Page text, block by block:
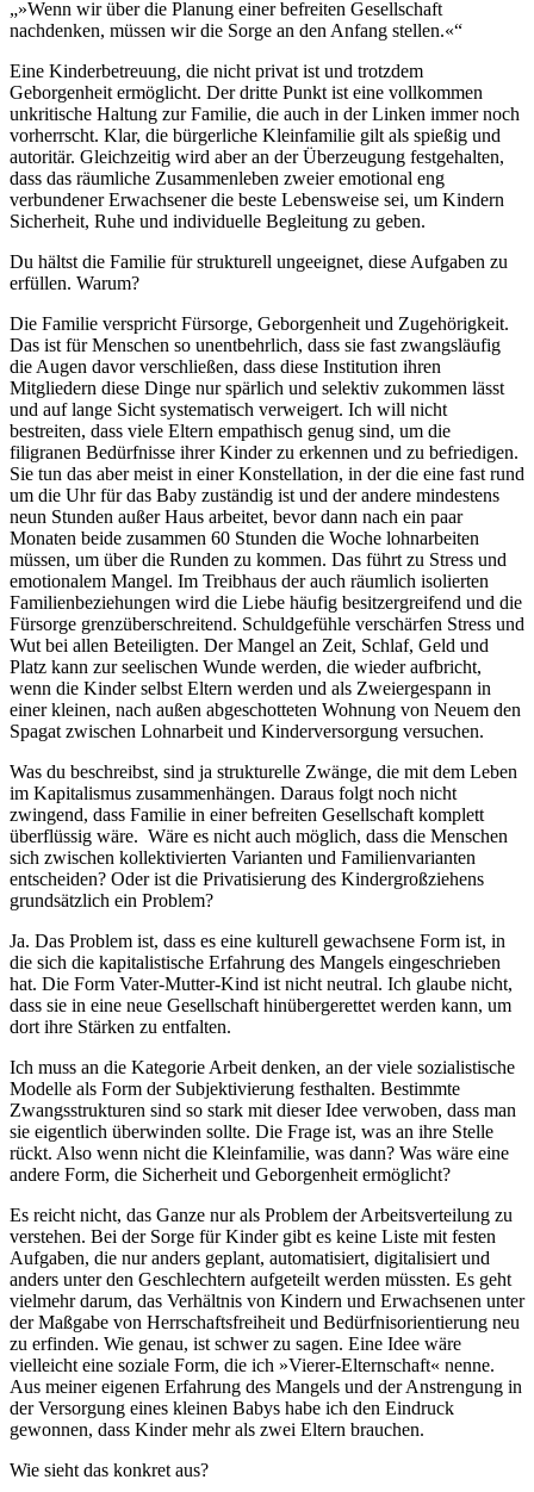
»Wenn wir über die Planung einer befreiten Gesellschaft
nachdenken, müssen wir die Sorge an den Anfang stellen.«
Eine Kinderbetreuung, die nicht privat ist und trotzdem
Geborgenheit ermöglicht. Der dritte Punkt ist eine vollkommen
unkritische Haltung zur Familie, die auch in der Linken immer noch
vorherrscht. Klar, die bürgerliche Kleinfamilie gilt als spießig und
autoritär. Gleichzeitig wird aber an der Überzeugung festgehalten,
dass das räumliche Zusammenleben zweier emotio­nal eng
verbundener Erwachsener die beste Lebensweise sei, um Kindern
Sicherheit, Ruhe und individuelle Begleitung zu geben.
Du hältst die Familie für strukturell ungeeignet, diese Aufgaben zu
erfüllen. Warum?
Die Familie verspricht Fürsorge, Geborgenheit und Zugehörigkeit.
Das ist für Menschen so unentbehrlich, dass sie fast zwangsläufig
die Augen davor verschließen, dass diese Institution ihren
Mitgliedern diese Dinge nur spärlich und selektiv zukommen lässt
und auf lange Sicht systematisch verweigert. Ich will nicht
bestreiten, dass viele Eltern empathisch genug sind, um die
filigranen Bedürfnisse ihrer Kinder zu erkennen und zu befriedigen.
Sie tun das aber meist in einer Konstellation, in der die eine fast rund
um die Uhr für das Baby zuständig ist und der andere mindestens
neun Stunden außer Haus arbeitet, bevor dann nach ein paar
Monaten beide zusammen 60 Stunden die Woche lohnarbeiten
müssen, um über die Runden zu kommen. Das führt zu Stress und
emotionalem Mangel. Im Treibhaus der auch räumlich isolierten
Familienbeziehungen wird die Liebe häufig besitzergreifend und die
Fürsorge grenzüberschreitend. Schuldgefühle verschärfen Stress und
Wut bei allen Beteiligten. Der Mangel an Zeit, Schlaf, Geld und
Platz kann zur seelischen Wunde werden, die wieder aufbricht,
wenn die Kinder selbst Eltern werden und als Zweiergespann in
einer kleinen, nach außen abgeschotteten Wohnung von Neuem den
Spagat zwischen Lohnarbeit und Kinderversorgung versuchen.
Was du beschreibst, sind ja strukturelle Zwänge, die mit dem Leben
im Kapitalismus zusammenhängen. Daraus folgt noch nicht
zwingend, dass Familie in einer befreiten Gesellschaft komplett
überflüssig wäre. Wäre es nicht auch möglich, dass die Menschen
sich zwischen kollektivierten Varianten und Familienvarianten
entscheiden? Oder ist die Privatisierung des Kindergroßziehens
grundsätzlich ein Problem?
Ja. Das Problem ist, dass es eine kulturell gewachsene Form ist, in
die sich die kapitalistische Erfahrung des Mangels eingeschrieben
hat. Die Form Vater-Mutter-Kind ist nicht neutral. Ich glaube nicht,
dass sie in eine neue Gesellschaft hinübergerettet werden kann, um
dort ihre Stärken zu entfalten.
Ich muss an die Kategorie Arbeit denken, an der viele sozialistische
Modelle als Form der Subjektivierung festhalten. Bestimmte
Zwangsstrukturen sind so stark mit dieser Idee verwoben, dass man
sie eigentlich überwinden sollte. Die Frage ist, was an ihre Stelle
rückt. Also wenn nicht die Kleinfamilie, was dann? Was wäre eine
andere Form, die Sicherheit und Geborgenheit ermöglicht?
Es reicht nicht, das Ganze nur als Problem der Arbeitsverteilung zu
verstehen. Bei der Sorge für Kinder gibt es keine Liste mit festen
Aufgaben, die nur anders geplant, automatisiert, digitalisiert und
anders unter den Geschlechtern aufgeteilt werden müssten. Es geht
vielmehr darum, das Verhältnis von Kindern und Erwachsenen unter
der Maßgabe von Herrschaftsfreiheit und Bedürfnisorientierung neu
zu erfinden. Wie genau, ist schwer zu sagen. Eine Idee wäre
vielleicht eine soziale Form, die ich »Vierer-Elternschaft« nenne.
Aus meiner eigenen Erfahrung des Mangels und der Anstrengung in
der Versorgung eines kleinen Babys habe ich den Eindruck
gewonnen, dass Kinder mehr als zwei Eltern brauchen.
Wie sieht das konkret aus?